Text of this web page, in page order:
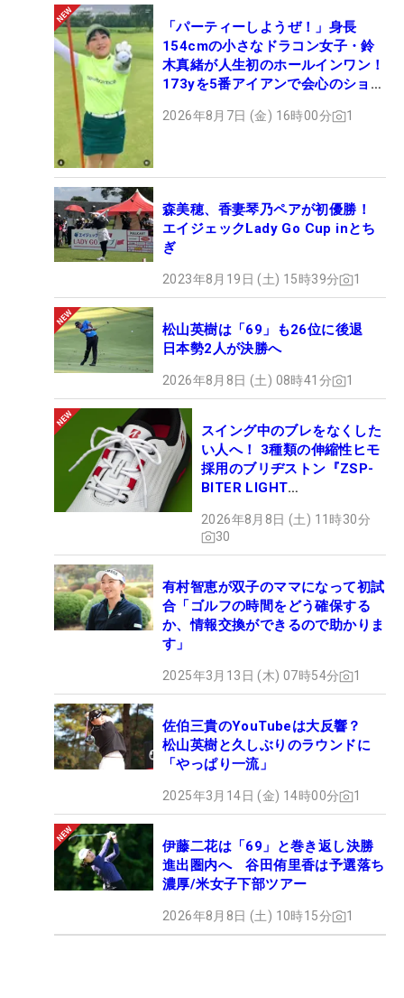
んプロギアさんにはよくしてもらってますけど、誰
にも迷惑をかけず自由にできるっていうのがよく
て。自分のためじゃなくて、自分の周りの人のため
に頑張ろうって思ってます。私を応援してくれる人
が少なからずいてくれはるから、その人たちにいい
姿を見せられたらなと」。
■QT受験、ツアー復帰も選択肢に
「優勝しているので推薦もいただけて、自分が今ま
で優勝してきたご褒美やと思うから、それは有効的
に使いたい。昔はレギュラーツアーだけで、正直、
（下部の）ステップ・アップ・ツアーには出たくな
いと思っていましたけど、QTとかステップ・アッ
プ・ツアー、それ以外にも『LADY GO CUP』みたい
な非公認の大会もあるので、いろいろチャレンジし
たいですね。見ていて面白いし、1日大会でも出た
いなって思っていて、『ツアーだけに出たい！』と
いうわけではないんです」とツアー復帰を示唆しつ
つ、いろいろな挑戦を考えている。
「いまの仕事をしながら、試合に出るっていうのが
理想ですね。そういう考え方もあるんや、こんな選
手もいるんや！という感じで見てもらえたらなと思
います」。これまでの誰かとは違う、森田だけの新
たな道を切り開いていくことになる。
ただ、ツアーへの挑戦はまだ先になりそうだ。「芝
から打つ練習をあまりしてなくて、マットでずっと
やっていたから試合感が失われていました。でも最
近、プロと一緒に回ることが増えて、みんな普通に
回っていたから、アンダーパーを出せる人ってなか
なかいなくて、それに慣れちゃってたんです。でも
『これやこれや』って、上手い人と回って、感覚が
戻り始めてる。それでもまだ、一緒にゴルフする人
を見て、自分もこうやってたんやなって振り返っ
て、取り戻す時間も必要やから、今年のQTは出ませ
「パーティーしようぜ！」身長
154cmの小さなドラコン女子・鈴
木真緒が人生初のホールインワン！
173yを5番アイアンで会心のショッ
2026年8月7日 (金) 16時00分 1
森美穂、香妻琴乃ペアが初優勝！
エイジェックLady Go Cup inとち
ぎ
2023年8月19日 (土) 15時39分 1
松山英樹は「69」も26位に後退
日本勢2人が決勝へ
2026年8月8日 (土) 08時41分 1
スイング中のブレをなくした
い人へ！ 3種類の伸縮性ヒモ
採用のブリヂストン『ZSP-
BITER LIGHT
ュー
2026年8月8日 (土) 11時30分
30
有村智恵が双子のママになって初試
合「ゴルフの時間をどう確保する
か、情報交換ができるので助かりま
す」
2025年3月13日 (木) 07時54分 1
佐伯三貴のYouTubeは大反響？
松山英樹と久しぶりのラウンドに
「やっぱり一流」
2025年3月14日 (金) 14時00分 1
伊藤二花は「69」と巻き返し決勝
進出圏内へ 谷田侑里香は予選落ち
濃厚/米女子下部ツアー
2026年8月8日 (土) 10時15分 1